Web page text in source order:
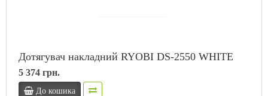
Дотягувач накладний RYOBI DS-2550 WHITE
5 374 грн.
До кошика